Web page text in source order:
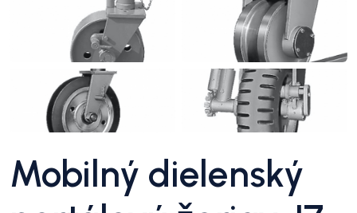
Mobilný dielenský